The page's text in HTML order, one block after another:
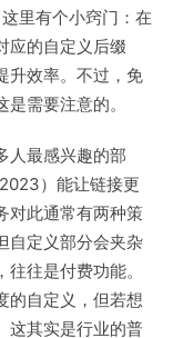
里有个小窍门：在
应的自定义后缀
升效率。不过，免
需要注意的。
人最感兴趣的部
）能让链接更
对此通常有两种策
自定义部分会夹杂
往是付费功能。
的自定义，但若想
这其实是行业的普